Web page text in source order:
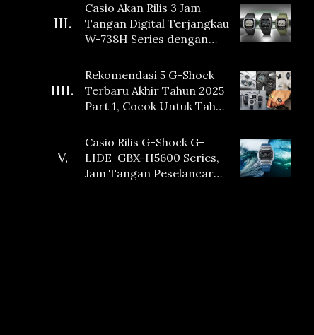
III.
Casio Akan Rilis 3 Jam
Tangan Digital Terjangkau
W-738H Series dengan
Masa Baterai 10 Tahun
dan Fitur Vibration
IIII.
Rekomendasi 5 G-Shock
Terbaru Akhir Tahun 2025
Part 1, Cocok Untuk Tahun
Baru!
V.
Casio Rilis G-Shock G-
LIDE GBX-H5600 Series,
Jam Tangan Peselancar